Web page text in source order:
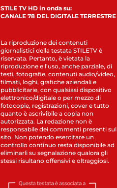
STILE TV HD in onda su:
CANALE 78 DEL DIGITALE TERRESTRE
La riproduzione dei contenuti
giornalistici della testata STILETV è
riservata. Pertanto, è vietata la
riproduzione e l’uso, anche parziale, di
testi, fotografie, contenuti audio/video,
filmati, loghi, grafiche aziendali e
pubblicitarie, con qualsiasi dispositivo
elettronico/digitale o per mezzo di
fotocopie, registrazioni, cover e tutto
quanto è ascrivibile a copia non
autorizzata. La redazione non è
responsabile dei commenti presenti sul
sito. Non potendo esercitare un
controllo continuo resta disponibile ad
eliminarli su segnalazione qualora gli
stessi risultano offensivi e oltraggiosi.